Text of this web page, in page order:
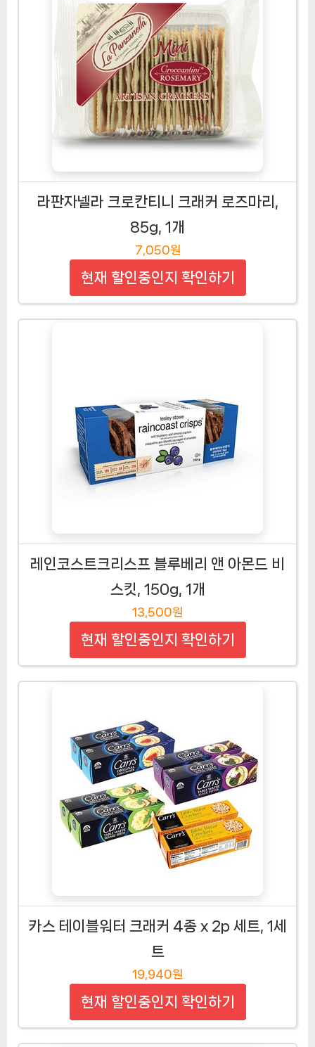
라판자넬라 크로칸티니 크래커 로즈마리,
85g, 1개
7,050원
현재 할인중인지 확인하기
레인코스트크리스프 블루베리 앤 아몬드 비
스킷, 150g, 1개
13,500원
현재 할인중인지 확인하기
카스 테이블워터 크래커 4종 x 2p 세트, 1세
트
19,940원
현재 할인중인지 확인하기